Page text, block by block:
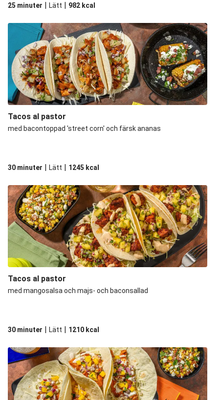
25 minuter | Lätt | 982 kcal
Tacos al pastor
med bacontoppad 'street corn' och färsk ananas
30 minuter | Lätt | 1245 kcal
Tacos al pastor
med mangosalsa och majs- och baconsallad
30 minuter | Lätt | 1210 kcal